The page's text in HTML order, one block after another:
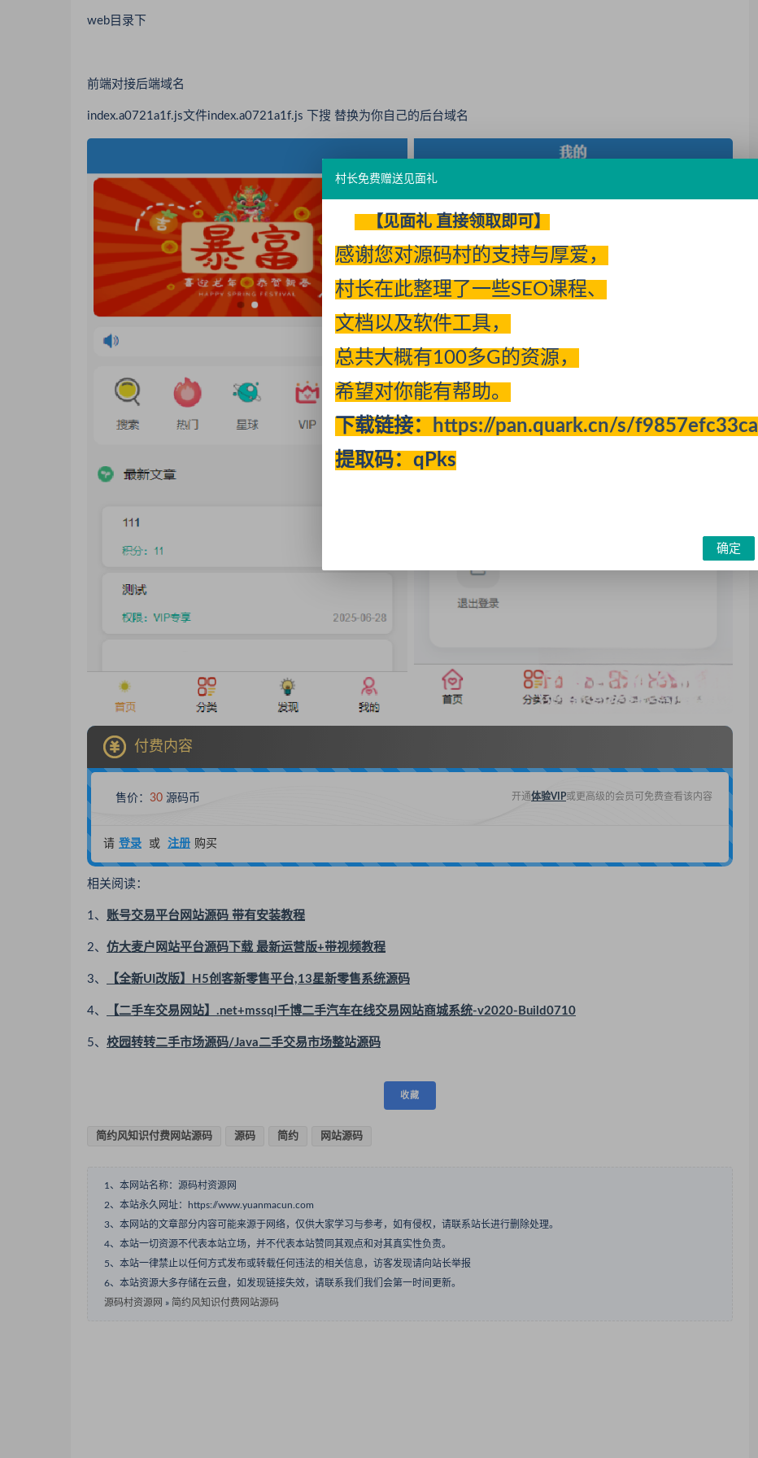
web目录下
前端对接后端域名
index.a0721a1f.js文件index.a0721a1f.js 下搜 替换为你自己的后台域名
付费内容
售价： 30 源码币 开通体验VIP或更高级的会员可免费查看该内容
请 登录 或 注册 购买
相关阅读：
1、 账号交易平台网站源码 带有安装教程
2、 仿大麦户网站平台源码下载 最新运营版+带视频教程
3、 【全新UI改版】H5创客新零售平台,13星新零售系统源码
4、 【二手车交易网站】.net+mssql千博二手汽车在线交易网站商城系统-v2020-Build0710
5、 校园转转二手市场源码/Java二手交易市场整站源码
收藏
简约风知识付费网站源码 源码 简约 网站源码
1、本网站名称：源码村资源网
2、本站永久网址：https://www.yuanmacun.com
3、本网站的文章部分内容可能来源于网络，仅供大家学习与参考，如有侵权，请联系站长进行删除处理。
4、本站一切资源不代表本站立场，并不代表本站赞同其观点和对其真实性负责。
5、本站一律禁止以任何方式发布或转载任何违法的相关信息，访客发现请向站长举报
6、本站资源大多存储在云盘，如发现链接失效，请联系我们我们会第一时间更新。
源码村资源网 » 简约风知识付费网站源码
村长免费赠送见面礼
【见面礼 直接领取即可】
感谢您对源码村的支持与厚爱，
村长在此整理了一些SEO课程、
文档以及软件工具，
总共大概有100多G的资源，
希望对你能有帮助。
下载链接：
https://pan.quark.cn/s/f9857efc33ca
提取码：qPks
确定